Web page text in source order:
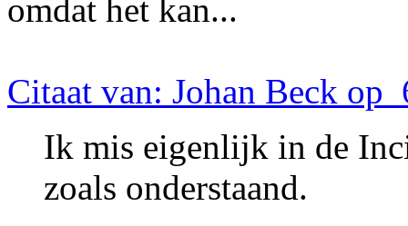
omdat het kan...
Citaat van: Johan Beck op
Ik mis eigenlijk in de
zoals onderstaand.